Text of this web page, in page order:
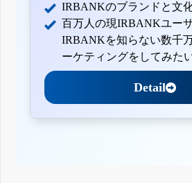
IRBANKのブランドと文
百万人の現IRBANKユー
IRBANKを知らない数千
ーケティングをしてみた
Detail